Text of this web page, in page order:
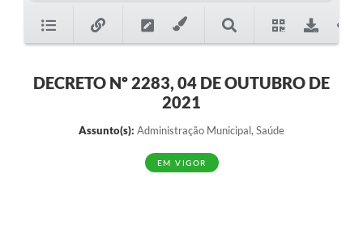
DECRETO Nº 2283, 04 DE OUTUBRO DE
2021
Assunto(s): Administração Municipal, Saúde
EM VIGOR